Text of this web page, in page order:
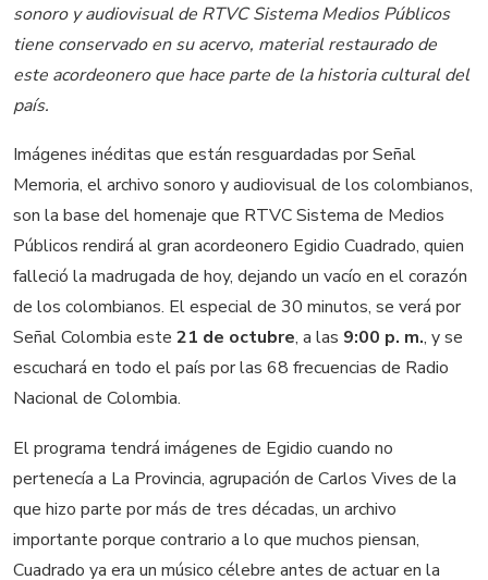
sonoro y audiovisual de RTVC Sistema Medios Públicos
tiene conservado en su acervo, material restaurado de
este acordeonero que hace parte de la historia cultural del
país.
Imágenes inéditas que están resguardadas por Señal
Memoria, el archivo sonoro y audiovisual de los colombianos,
son la base del homenaje que RTVC Sistema de Medios
Públicos rendirá al gran acordeonero Egidio Cuadrado, quien
falleció la madrugada de hoy, dejando un vacío en el corazón
de los colombianos. El especial de 30 minutos, se verá por
Señal Colombia este 21 de octubre, a las 9:00 p. m., y se
escuchará en todo el país por las 68 frecuencias de Radio
Nacional de Colombia.
El programa tendrá imágenes de Egidio cuando no
pertenecía a La Provincia, agrupación de Carlos Vives de la
que hizo parte por más de tres décadas, un archivo
importante porque contrario a lo que muchos piensan,
Cuadrado ya era un músico célebre antes de actuar en la